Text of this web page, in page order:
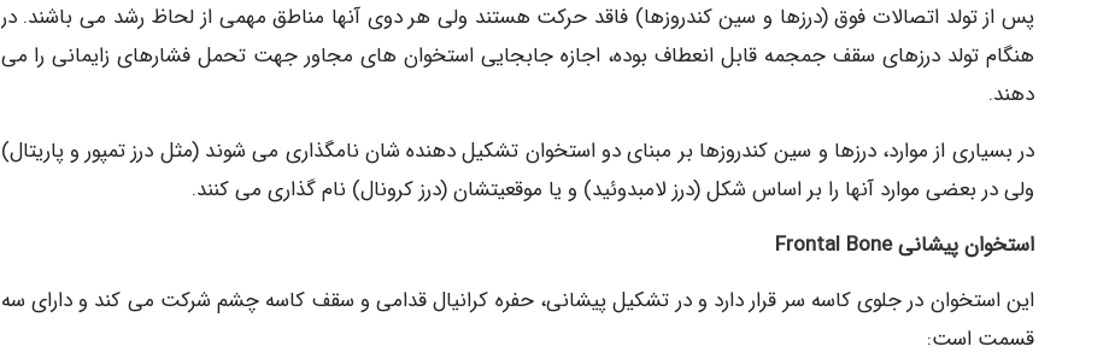
پس از تولد اتصالات فوق (درزها و سین کندروزها) فاقد حرکت هستند ولی هر دوی آنها مناطق مهمی از لحاظ رشد می باشند. در
هنگام تولد درزهای سقف جمجمه قابل انعطاف بوده، اجازه جابجایی استخوان های مجاور جهت تحمل فشارهای زایمانی را می
دهند.
در بسیاری از موارد، درزها و سین کندروزها بر مبنای دو استخوان تشکیل دهنده شان نامگذاری می شوند (مثل درز تمپور و پاریتال)
ولی در بعضی موارد آنها را بر اساس شکل (درز لامبدوئید) و یا موقعیتشان (درز کرونال) نام گذاری می کنند.
استخوان پیشانی Frontal Bone
این استخوان در جلوی کاسه سر قرار دارد و در تشکیل پیشانی، حفره کرانیال قدامی و سقف کاسه چشم شرکت می کند و دارای سه
قسمت است: